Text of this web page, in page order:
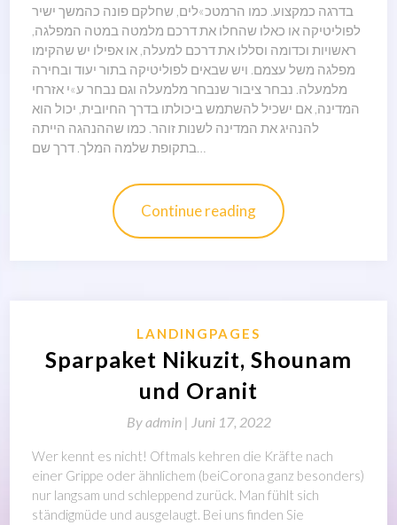
בדרגה כמקצוע. כמו הרמטכ»לים, שחלקם פונה כהמשך ישיר
לפוליטיקה או כאלו שהחלו את דרכם מלמטה במטה המפלגה,
ראשויות וכדומה וסללו את דרכם למעלה, או אפילו יש שהקימו
מפלגה משל עצמם. ויש שבאים לפוליטיקה בתור יעוד ובחירה
מלמעלה. נבחר ציבור שנבחר מלמעלה וגם נבחר ע»י אזרחי
המדינה, אם ישכיל להשתמש ביכולתו בדרך החיובית, יכול הוא
להנהיג את המדינה לשנות זוהר. כמו שההנהגה הייתה
בתקופת שלמה המלך. דרך שם…
Continue reading
LANDINGPAGES
Sparpaket Nikuzit, Shounam
und Oranit
Byadmin | Juni 17, 2022
Wer kennt es nicht! Oftmals kehren die Kräfte nach
einer Grippe oder ähnlichem (beiCorona ganz besonders)
nur langsam und schleppend zurück. Man fühlt sich
ständigmüde und ausgelaugt. Bei uns finden Sie